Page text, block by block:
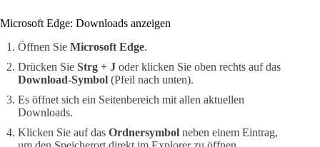
Microsoft Edge: Downloads anzeigen
Öffnen Sie Microsoft Edge.
Drücken Sie Strg + J oder klicken Sie oben rechts auf das
Download-Symbol (Pfeil nach unten).
Es öffnet sich ein Seitenbereich mit allen aktuellen
Downloads.
Klicken Sie auf das Ordnersymbol neben einem Eintrag,